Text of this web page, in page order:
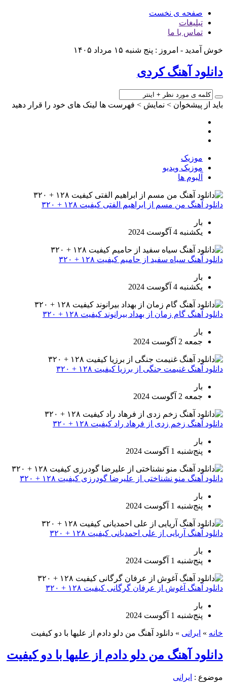
صفحه ی نخست
تبلیغات
تماس با ما
خوش آمدید - امروز : پنج شنبه ۱۵ مرداد ۱۴۰۵
دانلود آهنگ کردی
باید از پیشخوان > نمایش > فهرست ها لینک های خود را قرار دهید
موزیک
موزیک ویدیو
آلبوم ها
دانلود آهنگ من مسم از ابراهیم الفتی کیفیت ۱۲۸ + ۳۲۰
بار
یکشنبه 4 آگوست 2024
دانلود آهنگ سیاه سفید از حامیم کیفیت ۱۲۸ + ۳۲۰
بار
یکشنبه 4 آگوست 2024
دانلود آهنگ گام زمان از بهداد بیرانوند کیفیت ۱۲۸ + ۳۲۰
بار
جمعه 2 آگوست 2024
دانلود آهنگ غنیمت جنگی از برزیا کیفیت ۱۲۸ + ۳۲۰
بار
جمعه 2 آگوست 2024
دانلود آهنگ زخم زدی از فرهاد راد کیفیت ۱۲۸ + ۳۲۰
بار
پنج‌شنبه 1 آگوست 2024
دانلود آهنگ منو نشناختی از علیرضا گودرزی کیفیت ۱۲۸ + ۳۲۰
بار
پنج‌شنبه 1 آگوست 2024
دانلود آهنگ آریایی از علی احمدیانی کیفیت ۱۲۸ + ۳۲۰
بار
پنج‌شنبه 1 آگوست 2024
دانلود آهنگ آغوش از عرفان گرگانی کیفیت ۱۲۸ + ۳۲۰
بار
پنج‌شنبه 1 آگوست 2024
خانه » ایرانی » دانلود آهنگ من دلو دادم از علیها با دو کیفیت
دانلود آهنگ من دلو دادم از علیها با دو کیفیت
موضوع : ایرانی